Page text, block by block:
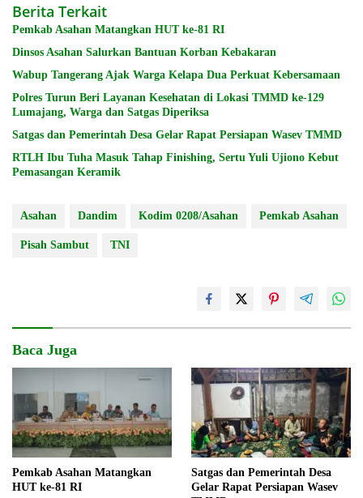
Berita Terkait
Pemkab Asahan Matangkan HUT ke-81 RI
Dinsos Asahan Salurkan Bantuan Korban Kebakaran
Wabup Tangerang Ajak Warga Kelapa Dua Perkuat Kebersamaan
Polres Turun Beri Layanan Kesehatan di Lokasi TMMD ke-129
Lumajang, Warga dan Satgas Diperiksa
Satgas dan Pemerintah Desa Gelar Rapat Persiapan Wasev TMMD
RTLH Ibu Tuha Masuk Tahap Finishing, Sertu Yuli Ujiono Kebut
Pemasangan Keramik
Asahan Dandim Kodim 0208/Asahan Pemkab Asahan
Pisah Sambut TNI
Baca Juga
Pemkab Asahan Matangkan
HUT ke-81 RI
Satgas dan Pemerintah Desa
Gelar Rapat Persiapan Wasev